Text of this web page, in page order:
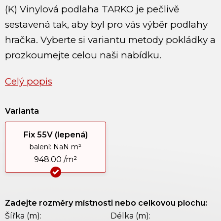
(K) Vinylová podlaha TARKO je pečlivě
sestavená tak, aby byl pro vás výběr podlahy
hračka. Vyberte si variantu metody pokládky a
prozkoumejte celou naši nabídku.
Celý popis
Varianta
Fix 55V (lepená)
balení: NaN m²
948.00 /m²
Zadejte rozměry místnosti nebo celkovou plochu:
Šířka (m):
Délka (m):